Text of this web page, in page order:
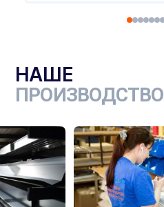
НАШЕ
ПРОИЗВОДСТВО